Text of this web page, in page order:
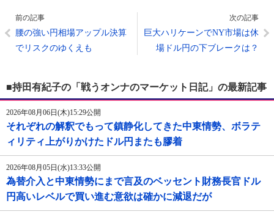
前の記事
腰の強い円相場アップル決算
でリスクのゆくえも
次の記事
巨大ハリケーンでNY市場は休
場ドル円の下ブレークは？
■持田有紀子の「戦うオンナのマーケット日記」の最新記事
2026年08月06日(木)15:29公開
それぞれの解釈でもって鎮静化してきた中東情勢、ボラテ
ィリティ上がりかけたドル円またも膠着
2026年08月05日(水)13:33公開
為替介入と中東情勢にまで言及のベッセント財務長官ドル
円高いレベルで買い進む意欲は確かに減退だが